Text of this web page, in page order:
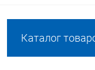
Каталог